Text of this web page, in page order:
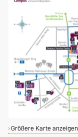
Größere Karte anzeigen